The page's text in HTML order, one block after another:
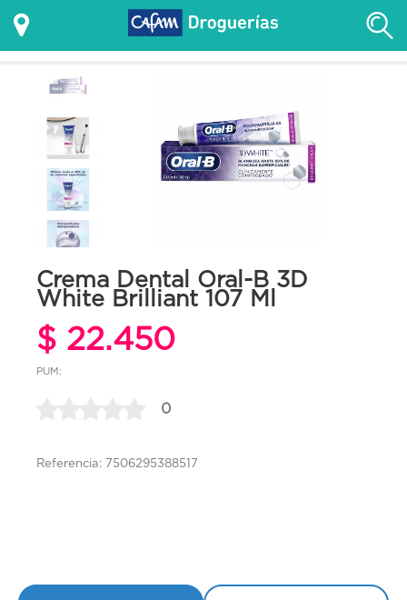
Crema Dental Oral-B 3D
White Brilliant 107 Ml
$ 22.450
PUM:
0
Referencia: 7506295388517